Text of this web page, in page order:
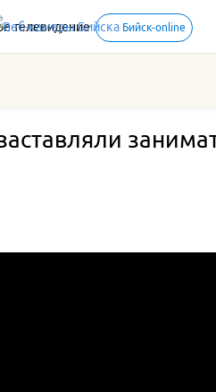
телевидение Бийск-online